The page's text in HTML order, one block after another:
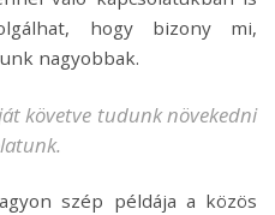
hogy bizony mi,
nagyobbak.
követve tudunk növekedni
szép példája a közös